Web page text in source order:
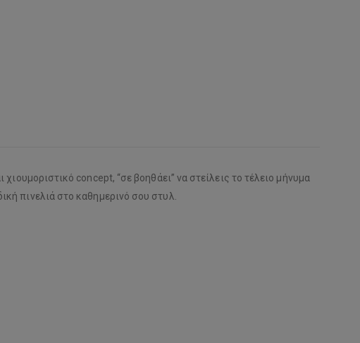
concept, “σε βοηθάει” να στείλεις το τέλειο μήνυμα
πινελιά στο καθημερινό σου στυλ.